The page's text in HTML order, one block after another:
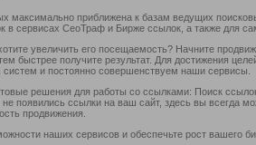
максимально приближена к базам ведущих
в сервисах СеоТраф и Бирже ссылок, а также для
увеличить его посещаемость? Начните
быстрее получите результат. Для достижения
и постоянно совершенствуем наши сервисы.
решения для работы со ссылками: Поиск
появились ссылки на ваш сайт, здесь вы всегда
продвижения.
наших сервисов и обеспечьте рост вашего